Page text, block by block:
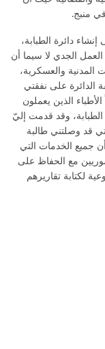
في منبج.
دائرة الطبابة،
الجدي لا سيما أن
المدنية والعسكرية،
الدائرة على نفقتي
الذين يعملون
وقد قدمت إليّ
قد وصلتني طالبة
جميع الخدمات التي
مع الحفاظ على
لكتابة تقاريرهم